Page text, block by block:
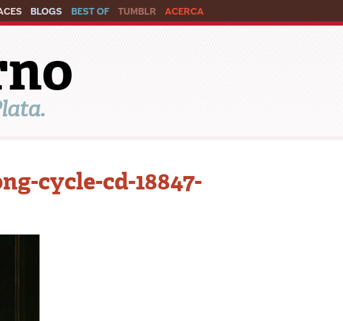
BLOGS BEST OF TUMBLR ACERCA
cycle-cd-18847-